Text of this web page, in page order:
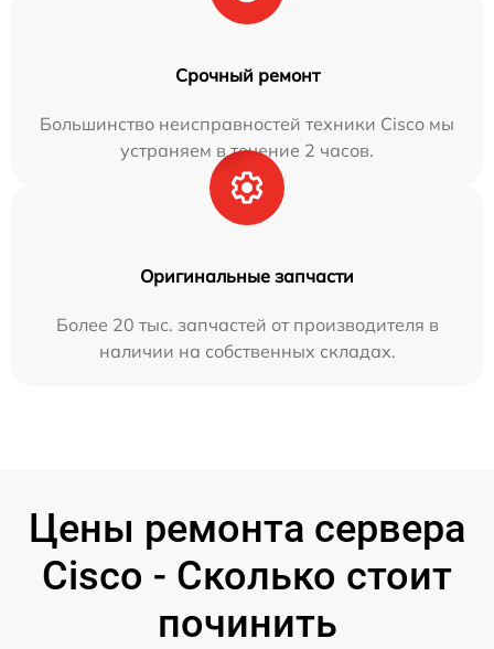
Срочный ремонт
Большинство неисправностей техники Cisco мы
устраняем в течение 2 часов.
Оригинальные запчасти
Более 20 тыс. запчастей от производителя в
наличии на собственных складах.
Цены ремонта сервера
Cisco - Сколько стоит
починить